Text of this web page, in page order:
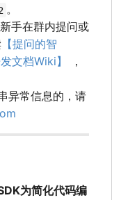
。
手在群内提问或
【提问的智
发文档Wiki】
，
异常信息的，请
为简化代码编